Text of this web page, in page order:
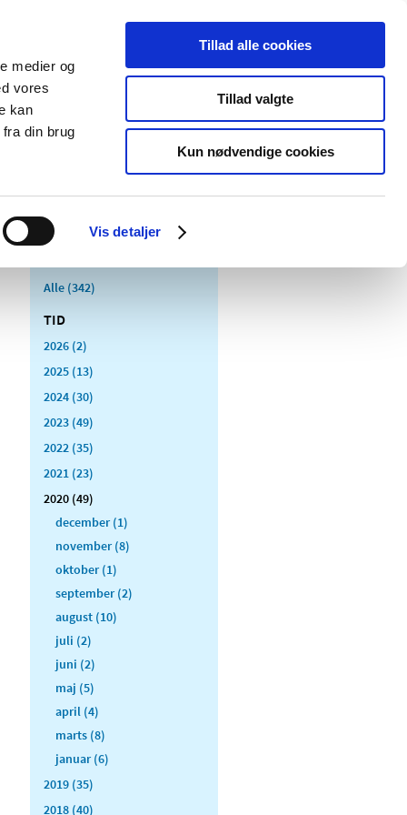
medier og
vores
kan
din brug
Vis detaljer
Tillad alle cookies
Tillad valgte
Kun nødvendige cookies
Særlige
produktområder
Alle (342)
TID
2026 (2)
2025 (13)
2024 (30)
2023 (49)
2022 (35)
2021 (23)
2020 (49)
december (1)
november (8)
oktober (1)
september (2)
august (10)
juli (2)
juni (2)
maj (5)
april (4)
marts (8)
januar (6)
2019 (35)
2018 (40)